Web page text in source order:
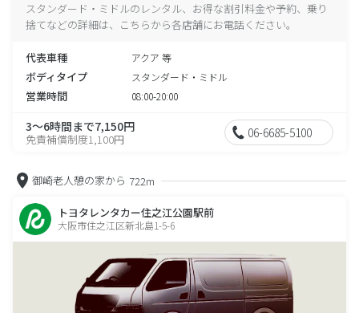
スタンダード・ミドルのレンタル、お得な割引料金や予約、乗り
捨てなどの詳細は、こちらから各店舗にお電話ください。
代表車種 アクア 等
ボディタイプ スタンダード・ミドル
営業時間 08:00-20:00
3～6時間まで7,150円
免責補償制度1,100円 06-6685-5100
御崎老人憩の家から 722m
トヨタレンタカー住之江公園駅前
大阪市住之江区新北島1-5-6